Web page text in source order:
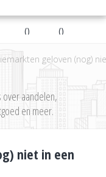
geloven (nog)
aandelen,
en meer.
niet in een